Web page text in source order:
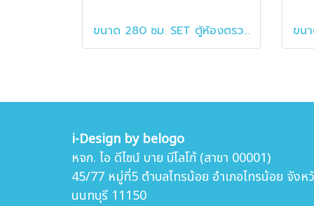
ขนาด 280 ซม. SET ตู้ห้องตรวจทันตกรรม ตู้ห้องหัตถการ พร้อมตู้แข
i-Design by belogo
หจก. ไอ ดีไซน์ บาย บีโลโก้ (สาขา 00001)
45/77 หมู่ที่5 ตำบลไทรน้อย อำเภอไทรน้อย จังห
นนทบุรี 11150